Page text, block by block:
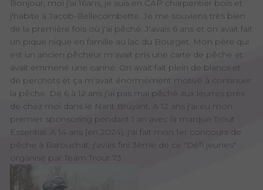
Bonjour, moi j'ai 16ans, je suis en CAP charpentier bois et
j'habite à Jacob-Bellecombette. Je me souviens très bien
de la première fois où j'ai pêché. J'avais 6 ans et on avait fait
un pique nique en famille au lac du Bourget. Mon père qui
est un ancien pêcheur m'avait pris une carte de pêche et
avait emmené une canne. On avait fait plein de blancs et
de perchots et ça m'avait énormément motivé à continuer
la pêche. De 6 à 12 ans j'ai pas mal pêché aux leurres près
de chez moi dans le Nant Bruyant. A 12 ans j'ai eu mon
premier sponsoring pendant 1 an avec la marque Trout
Essential. A 14 ans (en 2024), j'ai fait mon 1er concours de
pêche à Barouchat, j'avais fini 3ème de ce "Défi jeunes"
organisé par Team Trout 73.